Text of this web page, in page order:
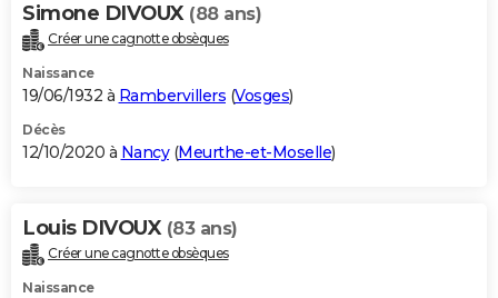
Simone DIVOUX (88 ans)
Créer une cagnotte obsèques
Naissance
19/06/1932 à Rambervillers (Vosges)
Décès
12/10/2020 à Nancy(Meurthe-et-Moselle)
Louis DIVOUX (83 ans)
Créer une cagnotte obsèques
Naissance